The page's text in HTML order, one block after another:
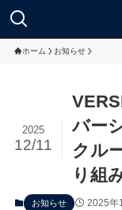
ホーム お知らせ
バー
クル
り組
2025
12/11
お知らせ 2025年